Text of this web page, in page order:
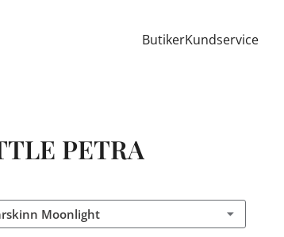
ButikerKundservice
PETRA
Moonlight